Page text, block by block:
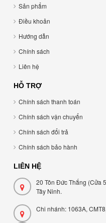
Sản phẩm
Điều khoản
Hướng dẫn
Chính sách
Liên hệ
HỖ TRỢ
Chính sách thanh toán
Chính sách vận chuyển
Chính sách đổi trả
Chính sách bảo hành
LIÊN HỆ
20 Tôn Đức Thắng (Cửa
Tây Ninh.
Chi nhánh: 1063A,